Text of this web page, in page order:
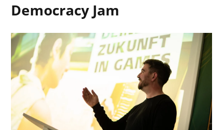
Democracy Jam